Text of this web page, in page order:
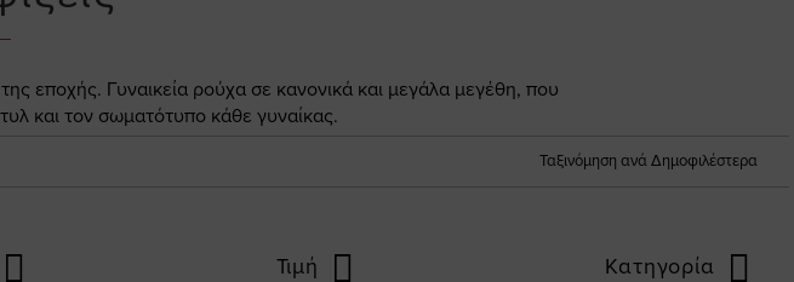
εποχής. Γυναικεία ρούχα σε κανονικά και μεγάλα μεγέθη, που
και τον σωματότυπο κάθε γυναίκας.
Ταξινόμηση ανά Δημοφιλέστερα
Τιμή Κατηγορία